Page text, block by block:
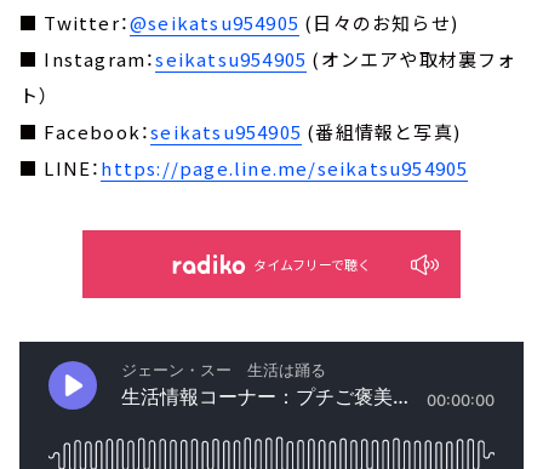
■ Twitter：@seikatsu954905 (日々のお知らせ)
■ Instagram：seikatsu954905 (オンエアや取材裏フォ
ト）
■ Facebook：seikatsu954905 (番組情報と写真)
■ LINE：https://page.line.me/seikatsu954905
タイムフリーで聴く